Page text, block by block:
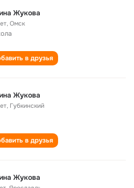
Жукова
,Омск
в друзья
Жукова
, Губкинский
в друзья
Жукова